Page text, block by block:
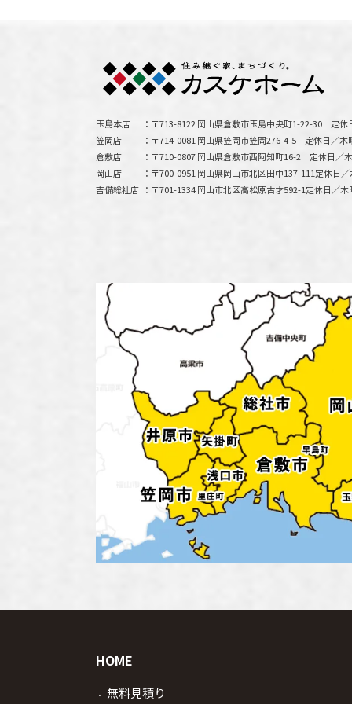
玉島本店 〒713-8122 岡山県倉敷市玉島中央町1-22-30 定休
笠岡店
〒714-0081 岡山県笠岡市笠岡276-4-5 定休日／木
倉敷店
〒710-0807 岡山県倉敷市西阿知町16-2 定休日／
岡山店
〒700-0951 岡山県岡山市北区田中137-111定休日
吉備総社店
〒701-1334 岡山市北区高松原古才592-1定休日／木
HOME
無料見積り